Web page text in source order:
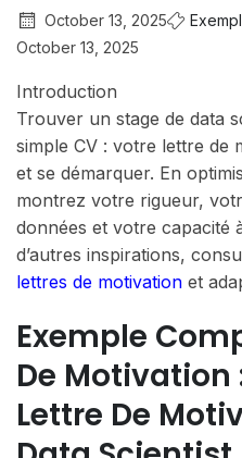
October 13, 2025
October 13, 2025
Introduction
Trouver un stage de data
simple CV : votre lettre de
et se démarquer. En
montrez votre rigueur,
données et votre capacité
d’autres inspirations,
lettres de motivation et
Exemple
De Motivation
Lettre De